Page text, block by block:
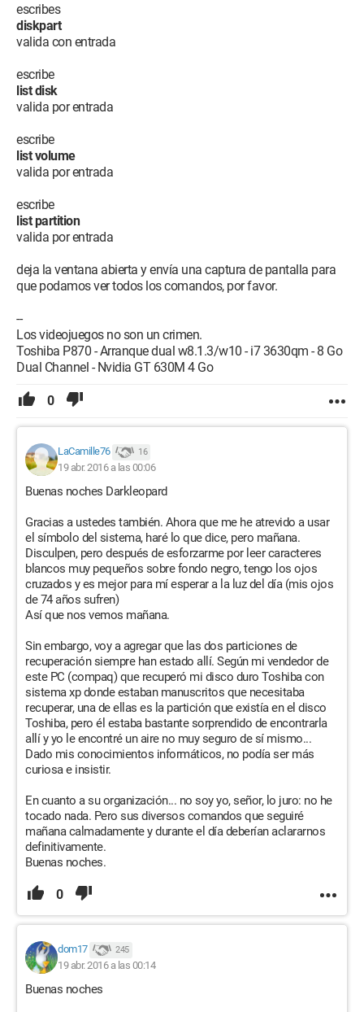
escribes
diskpart
valida con entrada
escribe
list disk
valida por entrada
escribe
list volume
valida por entrada
escribe
list partition
valida por entrada
deja la ventana abierta y envía una captura de pantalla para
que podamos ver todos los comandos, por favor.
--
Los videojuegos no son un crimen.
Toshiba P870 - Arranque dual w8.1.3/w10 - i7 3630qm - 8 Go
Dual Channel - Nvidia GT 630M 4 Go
0
LaCamille76 16
19 abr. 2016 a las 00:06
Buenas noches Darkleopard
Gracias a ustedes también. Ahora que me he atrevido a usar
el símbolo del sistema, haré lo que dice, pero mañana.
Disculpen, pero después de esforzarme por leer caracteres
blancos muy pequeños sobre fondo negro, tengo los ojos
cruzados y es mejor para mí esperar a la luz del día (mis ojos
de 74 años sufren)
Así que nos vemos mañana.
Sin embargo, voy a agregar que las dos particiones de
recuperación siempre han estado allí. Según mi vendedor de
este PC (compaq) que recuperó mi disco duro Toshiba con
sistema xp donde estaban manuscritos que necesitaba
recuperar, una de ellas es la partición que existía en el disco
Toshiba, pero él estaba bastante sorprendido de encontrarla
allí y yo le encontré un aire no muy seguro de sí mismo...
Dado mis conocimientos informáticos, no podía ser más
curiosa e insistir.
En cuanto a su organización... no soy yo, señor, lo juro: no he
tocado nada. Pero sus diversos comandos que seguiré
mañana calmadamente y durante el día deberían aclararnos
definitivamente.
Buenas noches.
0
dom17 245
19 abr. 2016 a las 00:14
Buenas noches